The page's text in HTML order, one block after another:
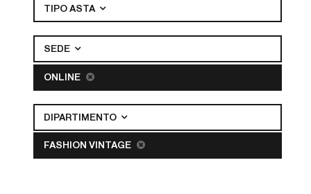
TIPO ASTA
SEDE
ONLINE
DIPARTIMENTO
FASHION VINTAGE